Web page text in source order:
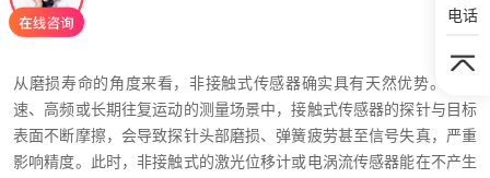
从磨损寿命的角度来看，非接触式传感器确实具有天然优势。在高
速、高频或长期往复运动的测量场景中，接触式传感器的探针与目标
表面不断摩擦，会导致探针头部磨损、弹簧疲劳甚至信号失真，严重
影响精度。此时，非接触式的激光位移计或电涡流传感器能在不产生
电话